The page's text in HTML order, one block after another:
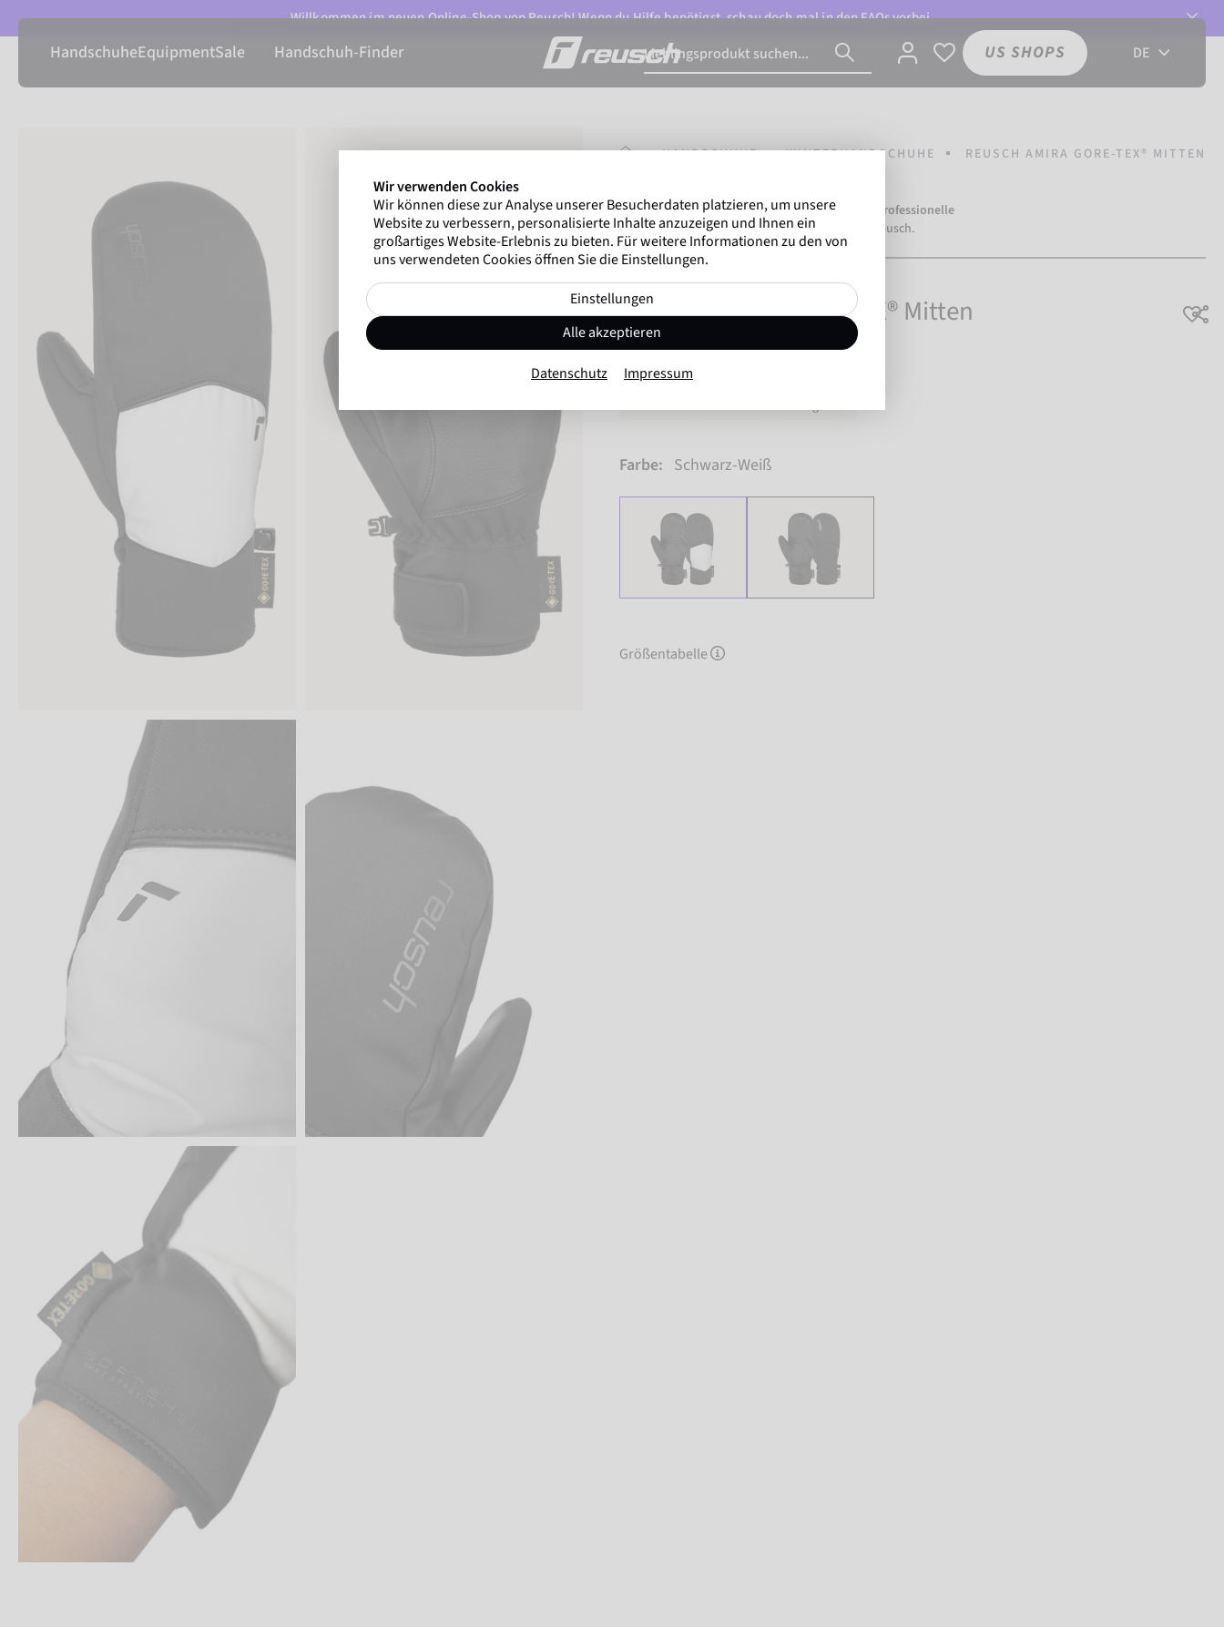
Willkommen im neuen Online-Shop von Reusch! Wenn du Hilfe benötigst, schau doch mal in denFAQsvorbei.
HandschuheEquipmentSale Handschuh-Finder US SHOPS DE
STARTSEITEHANDSCHUHE WINTERHANDSCHUHE REUSCH AMIRA GORE-TEX® MITTEN
Marco Odermatt und mehr als
500 professionelle
Winterathletenweltweit vertrauen auf Reusch.
Reusch Amira GORE-TEX® Mitten
Artikel-Nr. 6431689
Farbe: Schwarz-Weiß
Größentabelle
Wir verwenden Cookies
Wir können diese zur Analyse unserer Besucherdaten platzieren, um unsere
Website zu verbessern, personalisierte Inhalte anzuzeigen und Ihnen ein
großartiges Website-Erlebnis zu bieten. Für weitere Informationen zu den von
uns verwendeten Cookies öffnen Sie die Einstellungen.
Einstellungen
Alle akzeptieren
Datenschutz Impressum